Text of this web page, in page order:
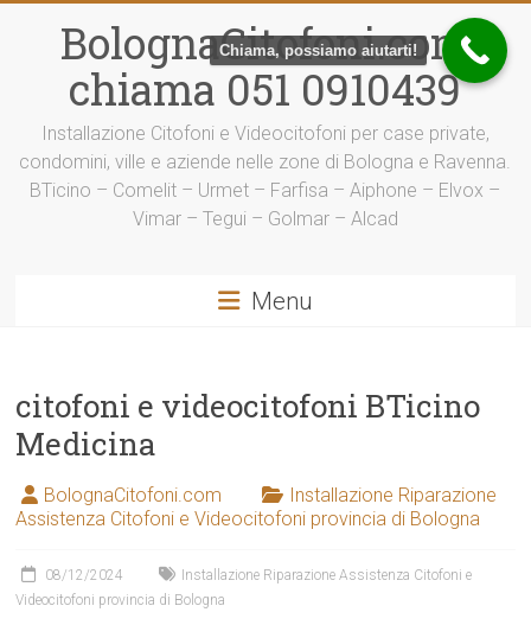
contenutoBolognaCitofoni.com
chiama 051 0910439
Installazione Citofoni e Videocitofoni per case private,
condomini, ville e aziende nelle zone di Bologna e Ravenna.
BTicino – Comelit – Urmet – Farfisa – Aiphone – Elvox –
Vimar – Tegui – Golmar – Alcad
Menu
citofoni e videocitofoni BTicino
Medicina
BolognaCitofoni.com
Installazione Riparazione
Assistenza Citofoni e Videocitofoni provincia di Bologna
08/12/2024
Installazione Riparazione Assistenza Citofoni e
Videocitofoni provincia di Bologna
Chiama, possiamo aiutarti!